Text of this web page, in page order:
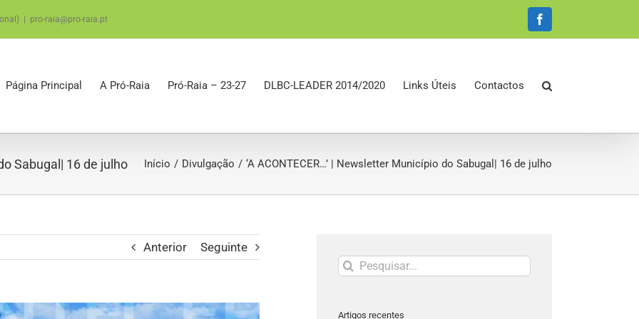
pro-raia@pro-raia.pt Facebook
Página Principal A Pró-Raia Pró-Raia – 23-27 DLBC-LEADER 2014/2020 Links Úteis Contactos
Sabugal| 16 de julho Início Divulgação ‘A ACONTECER…’ | Newsletter Município do Sabugal| 16 de julho
Anterior Seguinte
Pesquisar
Artigos recentes